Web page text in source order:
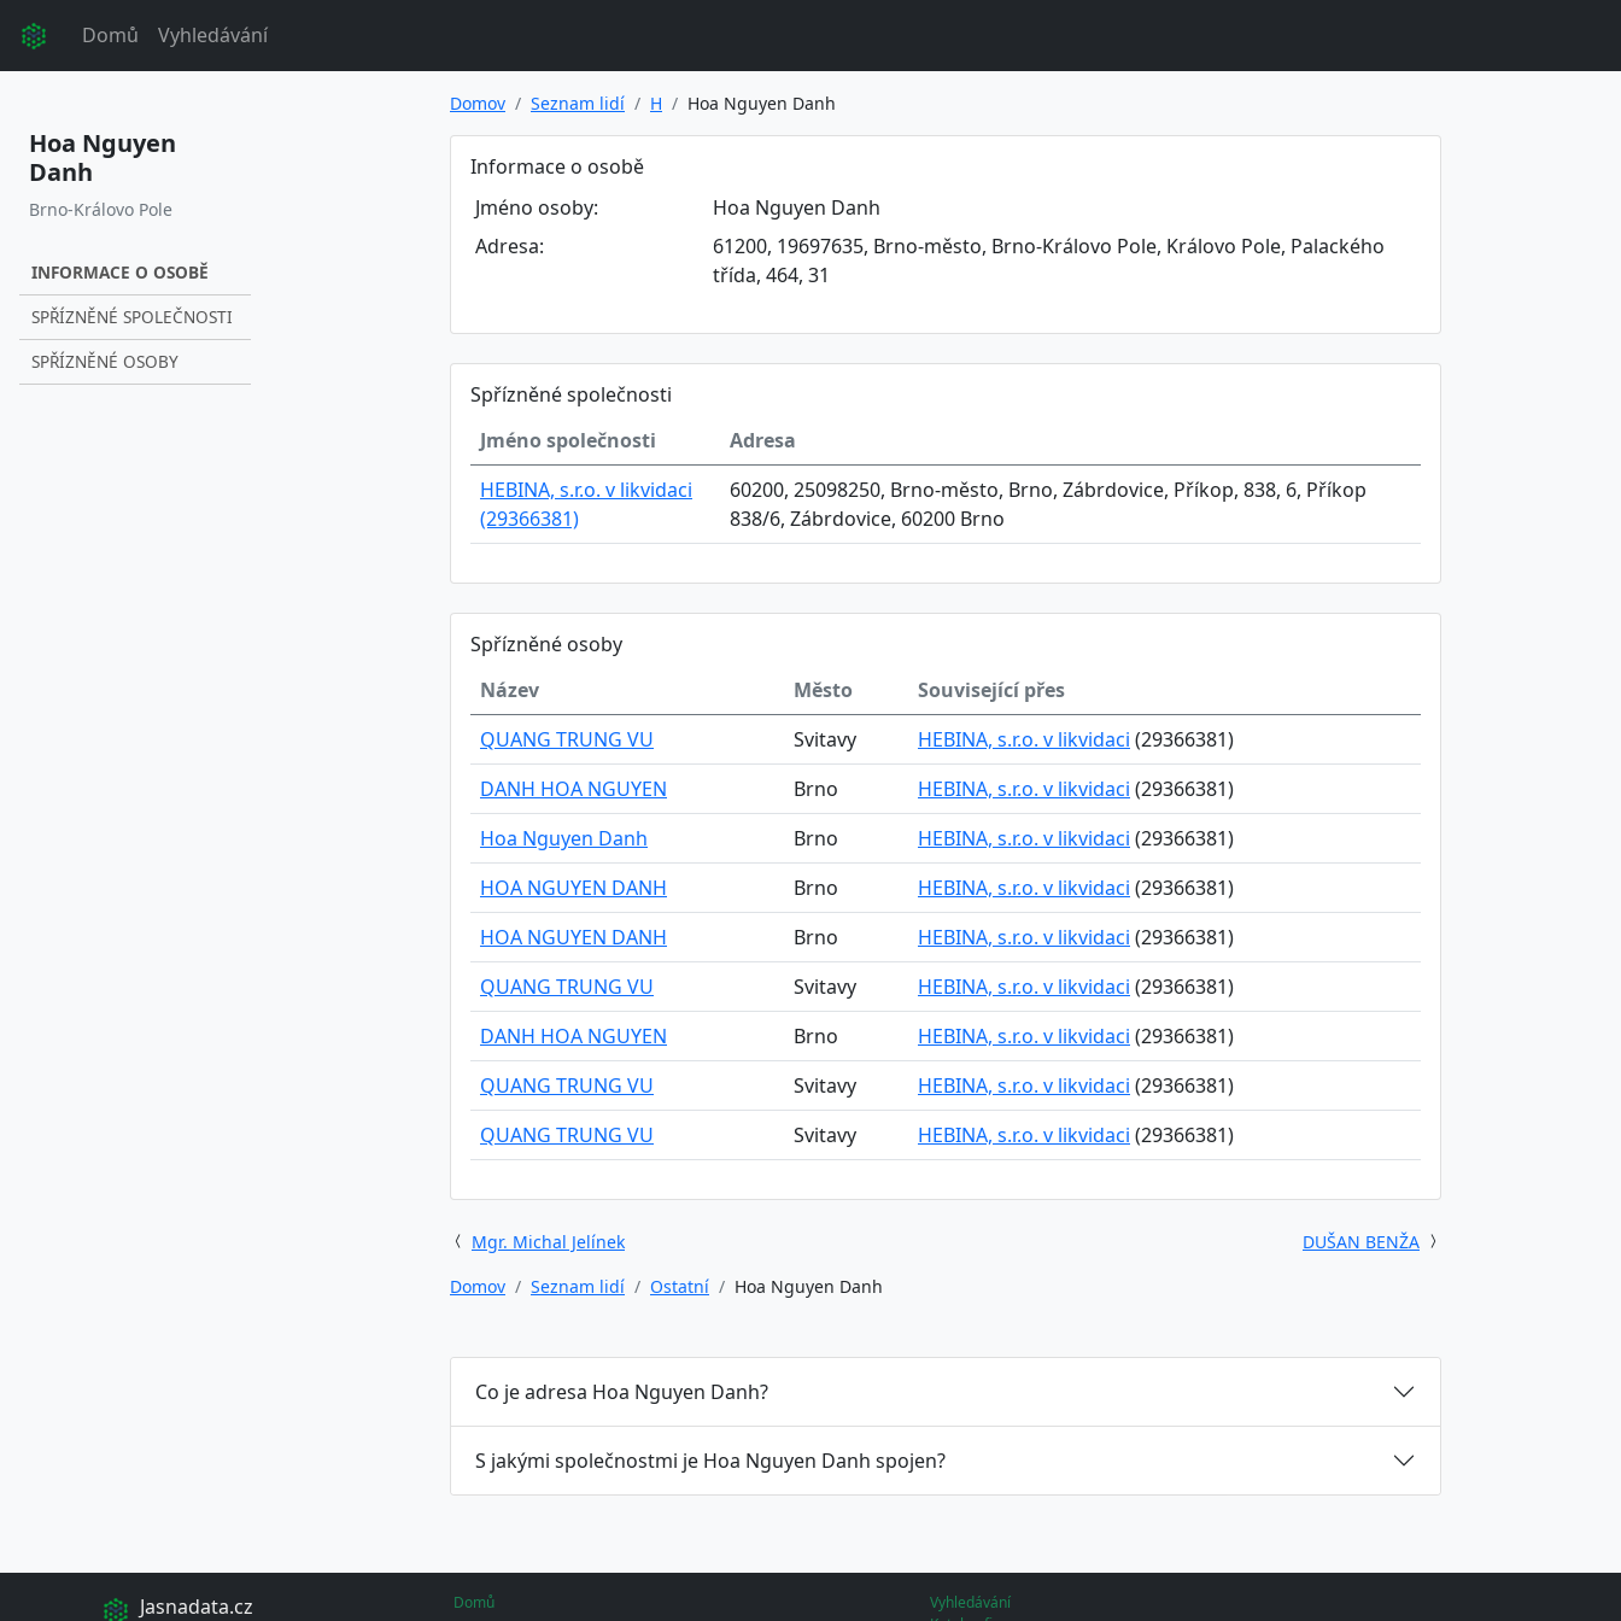
Domů Vyhledávání
Hoa Nguyen
Danh
Brno-Královo Pole
INFORMACE O OSOBĚ
SPŘÍZNĚNÉ SPOLEČNOSTI
SPŘÍZNĚNÉ OSOBY
Domov Seznam lidí H Hoa Nguyen Danh
Informace o osobě
Jméno osoby:
Hoa Nguyen Danh
Adresa:
61200, 19697635, Brno-město, Brno-Královo Pole, Královo Pole, Palackého
třída, 464, 31
Spřízněné společnosti
Jméno společnosti
Adresa
HEBINA, s.r.o. v likvidaci
(29366381)
60200, 25098250, Brno-město, Brno, Zábrdovice, Příkop, 838, 6, Příkop
838/6, Zábrdovice, 60200 Brno
Spřízněné osoby
Název
Město
Související přes
QUANG TRUNG VU
Svitavy HEBINA, s.r.o. v likvidaci (29366381)
DANH HOA NGUYEN
Brno HEBINA, s.r.o. v likvidaci (29366381)
Hoa Nguyen Danh
Brno HEBINA, s.r.o. v likvidaci (29366381)
HOA NGUYEN DANH
Brno HEBINA, s.r.o. v likvidaci (29366381)
HOA NGUYEN DANH
Brno HEBINA, s.r.o. v likvidaci (29366381)
QUANG TRUNG VU
Svitavy HEBINA, s.r.o. v likvidaci (29366381)
DANH HOA NGUYEN
Brno HEBINA, s.r.o. v likvidaci (29366381)
QUANG TRUNG VU
Svitavy HEBINA, s.r.o. v likvidaci (29366381)
QUANG TRUNG VU
Svitavy HEBINA, s.r.o. v likvidaci (29366381)
Mgr. Michal Jelínek
DUŠAN BENŽA
Domov
Seznam lidí Ostatní Hoa Nguyen Danh
Co je adresa Hoa Nguyen Danh?
S jakými společnostmi je Hoa Nguyen Danh spojen?
Jasnadata.cz Domů
Vyhledávání